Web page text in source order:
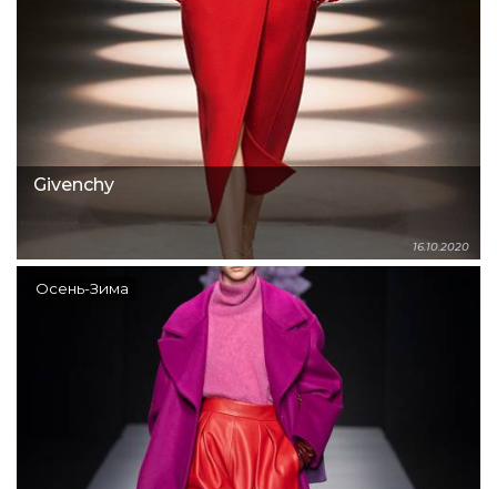
Givenchy
16.10.2020
Осень-Зима